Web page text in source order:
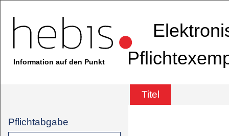
Information auf den Punkt
Titel
Pflichtabgabe